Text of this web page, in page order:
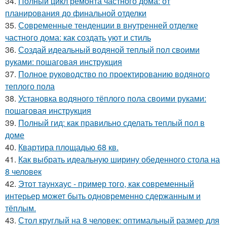
планирования до финальной отделки
35. Современные тенденции в внутренней отделке
частного дома: как создать уют и стиль
36. Создай идеальный водяной теплый пол своими
руками: пошаговая инструкция
37. Полное руководство по проектированию водяного
теплого пола
38. Установка водяного тёплого пола своими руками:
пошаговая инструкция
39. Полный гид: как правильно сделать теплый пол в
доме
40. Квартира площадью 68 кв.
41. Как выбрать идеальную ширину обеденного стола на
8 человек
42. Этот таунхаус - пример того, как современный
интерьер может быть одновременно сдержанным и
тёплым.
43. Стол круглый на 8 человек: оптимальный размер для